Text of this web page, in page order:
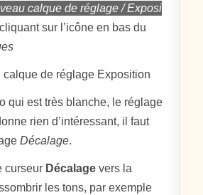
calque de réglage / Exposi
sur l’icône en bas du
qui est très blanche, le réglage
rien d’intéressant, il faut
Décalage.
curseur Décalage vers la
les tons, par exemple